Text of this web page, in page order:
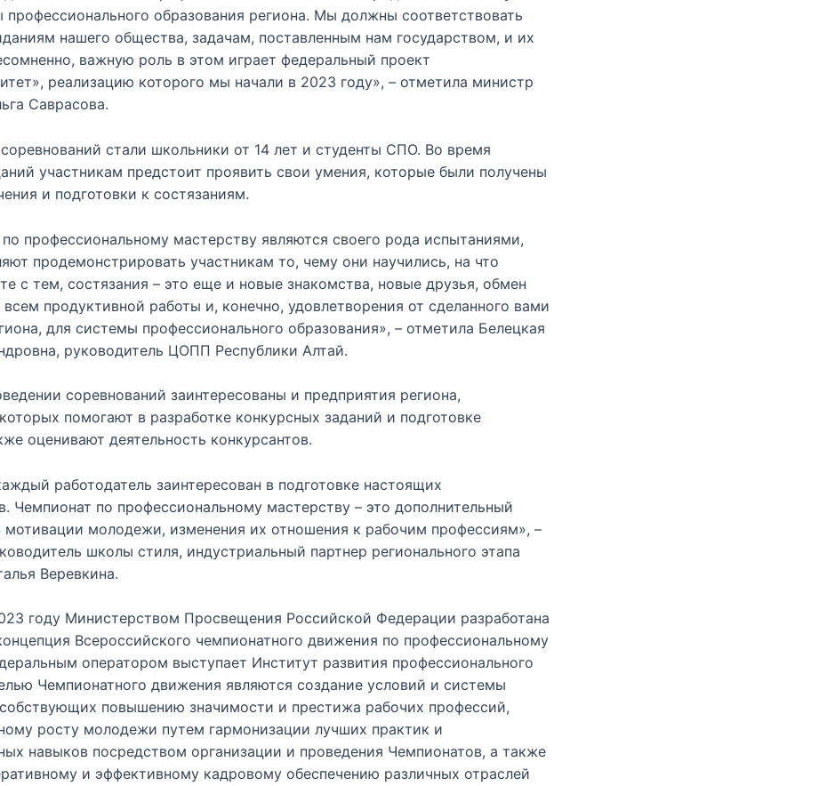
профессионального образования региона. Мы должны соответствовать
нашего общества, задачам, поставленным нам государством, и их
важную роль в этом играет федеральный проект
реализацию которого мы начали в 2023 году», – отметила министр
Саврасова.
стали школьники от 14 лет и студенты СПО. Во время
участникам предстоит проявить свои умения, которые были получены
и подготовки к состязаниям.
профессиональному мастерству являются своего рода испытаниями,
продемонстрировать участникам то, чему они научились, на что
с тем, состязания – это еще и новые знакомства, новые друзья, обмен
продуктивной работы и, конечно, удовлетворения от сделанного вами
для системы профессионального образования», – отметила Белецкая
руководитель ЦОПП Республики Алтай.
соревнований заинтересованы и предприятия региона,
помогают в разработке конкурсных заданий и подготовке
оценивают деятельность конкурсантов.
работодатель заинтересован в подготовке настоящих
Чемпионат по профессиональному мастерству – это дополнительный
мотивации молодежи, изменения их отношения к рабочим профессиям», –
школы стиля, индустриальный партнер регионального этапа
Веревкина.
году Министерством Просвещения Российской Федерации разработана
Всероссийского чемпионатного движения по профессиональному
оператором выступает Институт развития профессионального
Чемпионатного движения являются создание условий и системы
повышению значимости и престижа рабочих профессий,
росту молодежи путем гармонизации лучших практик и
навыков посредством организации и проведения Чемпионатов, а также
и эффективному кадровому обеспечению различных отраслей